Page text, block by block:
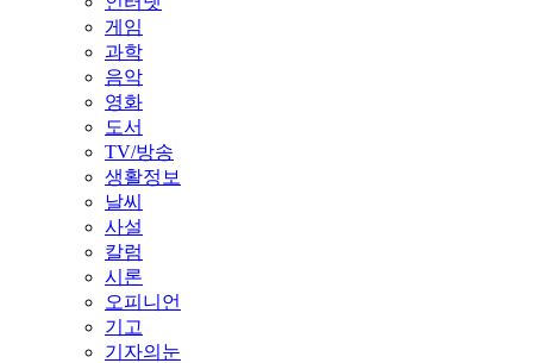
게임
과학
음악
영화
도서
TV/방송
생활정보
날씨
사설
칼럼
시론
오피니언
기고
기자의눈